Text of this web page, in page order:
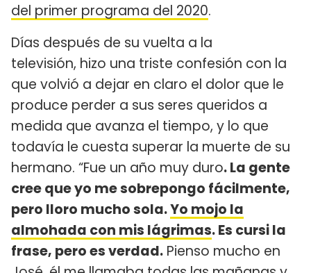
del primer programa del 2020.
Días después de su vuelta a la
televisión, hizo una triste confesión con la
que volvió a dejar en claro el dolor que le
produce perder a sus seres queridos a
medida que avanza el tiempo, y lo que
todavía le cuesta superar la muerte de su
hermano. “Fue un año muy duro. La gente
cree que yo me sobrepongo fácilmente,
pero lloro mucho sola.Yo mojo la
almohada con mis lágrimas. Es cursi la
frase, pero es verdad. Pienso mucho en